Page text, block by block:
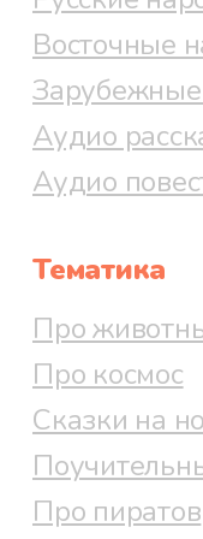
- Сейчас
солдат. -
домой, но
когда я
человечек,
трубку
явлюсь
исчез на
Восточные
Зарубежные
Аудио
Аудио
Тематика
Про
Про космос
Сказки на
Про пиратов